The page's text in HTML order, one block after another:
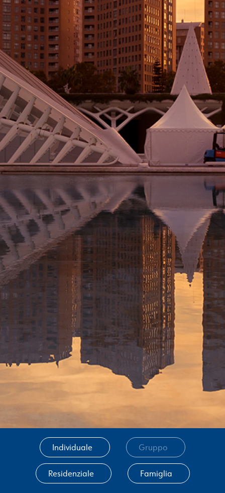
Individuale Gruppo
Residenziale Famiglia